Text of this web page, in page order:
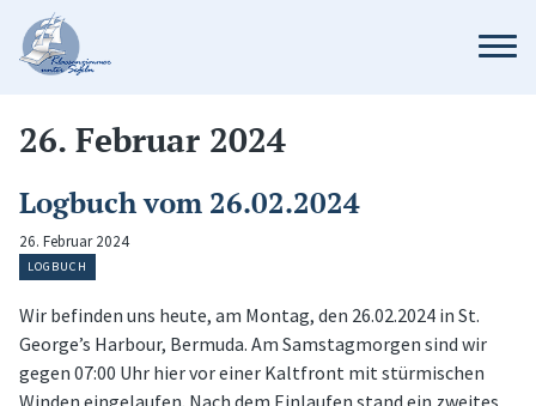
26. Februar 2024
Logbuch vom 26.02.2024
26. Februar 2024
LOGBUCH
Wir befinden uns heute, am Montag, den 26.02.2024 in St.
George’s Harbour, Bermuda. Am Samstagmorgen sind wir
gegen 07:00 Uhr hier vor einer Kaltfront mit stürmischen